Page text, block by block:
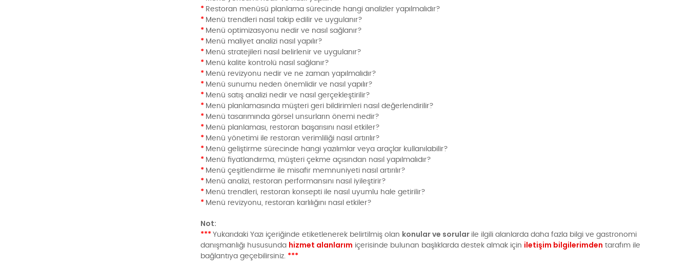
* Restoran menüsü planlama sürecinde hangi analizler yapılmalıdır?
* Menü trendleri nasıl takip edilir ve uygulanır?
* Menü optimizasyonu nedir ve nasıl sağlanır?
* Menü maliyet analizi nasıl yapılır?
* Menü stratejileri nasıl belirlenir ve uygulanır?
* Menü kalite kontrolü nasıl sağlanır?
* Menü revizyonu nedir ve ne zaman yapılmalıdır?
* Menü sunumu neden önemlidir ve nasıl yapılır?
* Menü satış analizi nedir ve nasıl gerçekleştirilir?
* Menü planlamasında müşteri geri bildirimleri nasıl değerlendirilir?
* Menü tasarımında görsel unsurların önemi nedir?
* Menü planlaması, restoran başarısını nasıl etkiler?
* Menü yönetimi ile restoran verimliliği nasıl artırılır?
* Menü geliştirme sürecinde hangi yazılımlar veya araçlar kullanılabilir?
* Menü fiyatlandırma, müşteri çekme açısından nasıl yapılmalıdır?
* Menü çeşitlendirme ile misafir memnuniyeti nasıl artırılır?
* Menü analizi, restoran performansını nasıl iyileştirir?
* Menü trendleri, restoran konsepti ile nasıl uyumlu hale getirilir?
* Menü revizyonu, restoran karlılığını nasıl etkiler?
Not:
*** Yukarıdaki Yazı içeriğinde etiketlenerek belirtilmiş olan konular ve sorular ile ilgili alanlarda daha fazla bilgi ve gastronomi
danışmanlığı hususunda hizmet alanlarım içerisinde bulunan başlıklarda destek almak için iletişim bilgilerimden tarafım ile
bağlantıya geçebilirsiniz. ***